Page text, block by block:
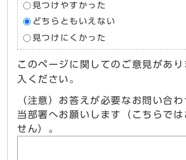
見つけやすかった
どちらともいえない
見つけにくかった
このページに関してのご意見があ
入ください。
（注意）お答えが必要なお問い合
当部署へお願いします（こちらで
せん）。